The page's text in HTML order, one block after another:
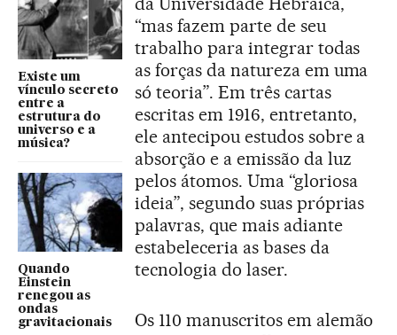
Existe um
vínculo secreto
entre a
estrutura do
universo e a
música?
Quando
Einstein
renegou as
ondas
gravitacionais
“mas fazem parte de seu
trabalho para integrar todas
as forças da natureza em uma
só teoria”. Em três cartas
escritas em 1916, entretanto,
ele antecipou estudos sobre a
absorção e a emissão da luz
pelos átomos. Uma “gloriosa
ideia”, segundo suas próprias
palavras, que mais adiante
estabeleceria as bases da
tecnologia do laser.
Os 110 manuscritos em alemão